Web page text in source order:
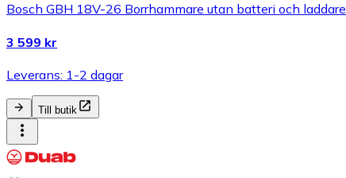
Bosch GBH 18V-26 Borrhammare utan batteri och laddare
3 599 kr
Leverans: 1-2 dagar
Till butik